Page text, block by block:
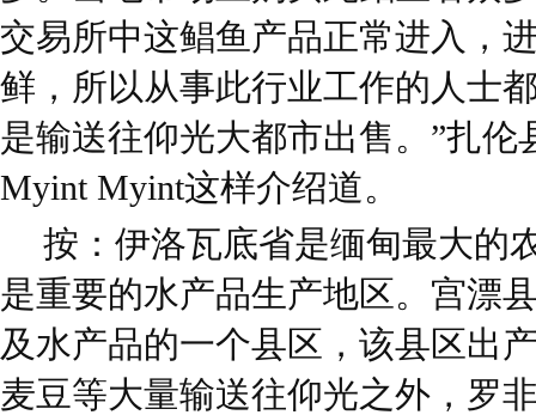
交易所中这鲳鱼产品正常进入，
鲜，所以从事此行业工作的人士
是输送往仰光大都市出售。”扎伦
Myint Myint这样介绍道。
按：伊洛瓦底省是缅甸最大的
是重要的水产品生产地区。宫漂
及水产品的一个县区，该县区出
麦豆等大量输送往仰光之外，罗